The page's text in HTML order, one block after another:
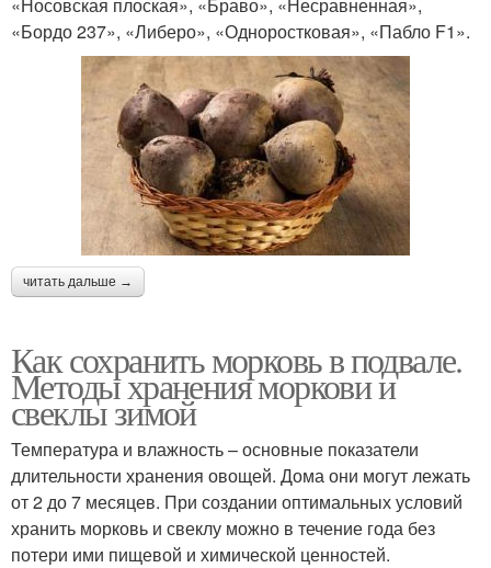
«Носовская плоская», «Браво», «Несравненная»,
«Бордо 237», «Либеро», «Одноростковая», «Пабло F1».
читать дальше →
Как сохранить морковь в подвале.
Методы хранения моркови и
свеклы зимой
Температура и влажность – основные показатели
длительности хранения овощей. Дома они могут лежать
от 2 до 7 месяцев. При создании оптимальных условий
хранить морковь и свеклу можно в течение года без
потери ими пищевой и химической ценностей.